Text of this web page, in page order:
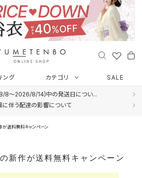
ング カテゴリ SALE
8～2026/8/14)中の発送日につい...
に伴う配達の影響について
が送料無料キャンペーン
新作が送料無料キャンペーン